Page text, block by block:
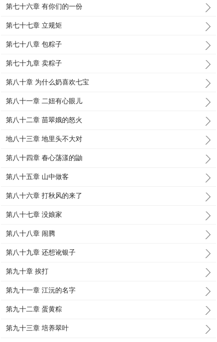
第七十六章 有你们的一份
第七十七章 立规矩
第七十八章 包粽子
第七十九章 卖粽子
第八十章 为什么奶喜欢七宝
第八十一章 二妞有心眼儿
第八十二章 苗翠娥的怒火
地八十三章 地里头不大对
第八十四章 春心荡漾的鼬
第八十五章 山中做客
第八十六章 打秋风的来了
第八十七章 没娘家
第八十八章 闹腾
第八十九章 还想讹银子
第九十章 挨打
第九十一章 江沅的名字
第九十二章 蛋黄粽
第九十三章 培养翠叶